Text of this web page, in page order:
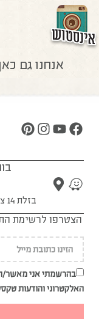
אנחנו גם
בזלת 14 צור יגאל, (ההגעה בתאום מראש)
הצטרפו לרשימת
בהרשמתי אני מאשר/
האלקטרוני והודעות